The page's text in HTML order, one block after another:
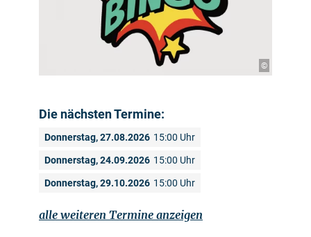
©
Die nächsten Termine:
Donnerstag, 27.08.2026 15:00 Uhr
Donnerstag, 24.09.2026 15:00 Uhr
Donnerstag, 29.10.2026 15:00 Uhr
alle weiteren Termine anzeigen